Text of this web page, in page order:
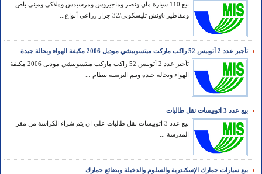
بيع 110 سيارة مان ونصر وماجيروس ومرسيدس وملاكي وميني باص
ومقاطير 6ونش تليسكوبي/32 جرار زراعي أنواع...
تأجير عدد 2 أتوبيس 52 راكب ماركت ميتسوبيشي موديل 2006 مكيفة الهواء وبحالة جيدة
تأجير عدد 2 أتوبيس 52 راكب ماركت ميتسوبيشي موديل 2006 مكيفة
الهواء وبحالة جيدة ويتم الترسية بنظام ...
بيع عدد 3 اتوبيسات نقل طالبات
بيع عدد 3 اتوبيسات نقل طالبات على ان يتم شراء الكراسة من مقر
المدرسة ...
بيع سيارات جمارك الإسكندرية والسلوم والدخيلة وبضائع جمارك